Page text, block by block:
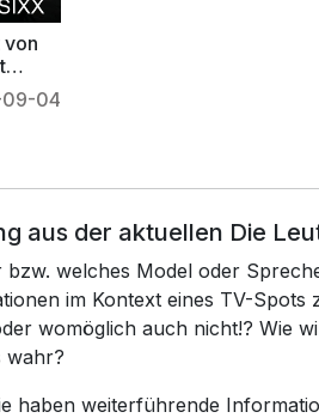
von
04
aus der aktuellen Die
welches Model oder
im Kontext eines TV-
womöglich auch nicht!? Wie
wahr?
haben weiterführende